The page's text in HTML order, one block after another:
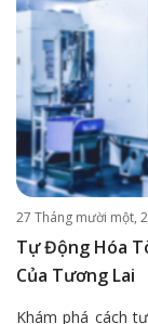
27 Tháng mười một,
Tự Động Hóa
Của Tương Lai
Khám phá cách